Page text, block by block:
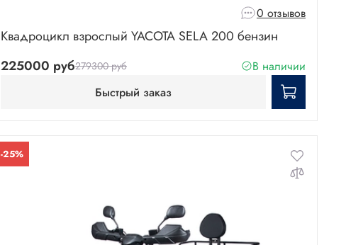
0 отзывов
Квадроцикл взрослый YACOTA SELA 200 бензин
225000 руб279300 руб
В наличии
Быстрый заказ
-25%